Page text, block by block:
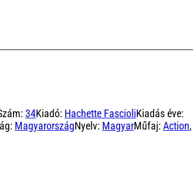
34Kiadó: Hachette FascioliKiadás éve:
MagyarországNyelv: MagyarMűfaj:Action,